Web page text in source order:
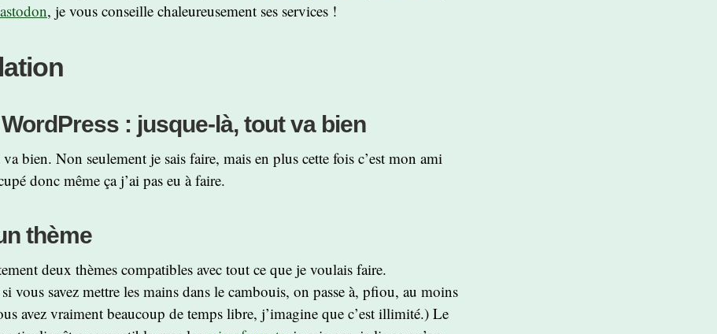
, je vous conseille chaleureusement ses services !
: jusque-là, tout va bien
bien. Non seulement je sais faire, mais en plus cette fois c’est mon ami
donc même ça j’ai pas eu à faire.
thème
deux thèmes compatibles avec tout ce que je voulais faire.
vous savez mettre les mains dans le cambouis, on passe à, pfiou, au moins
avez vraiment beaucoup de temps libre, j’imagine que c’est illimité.) Le